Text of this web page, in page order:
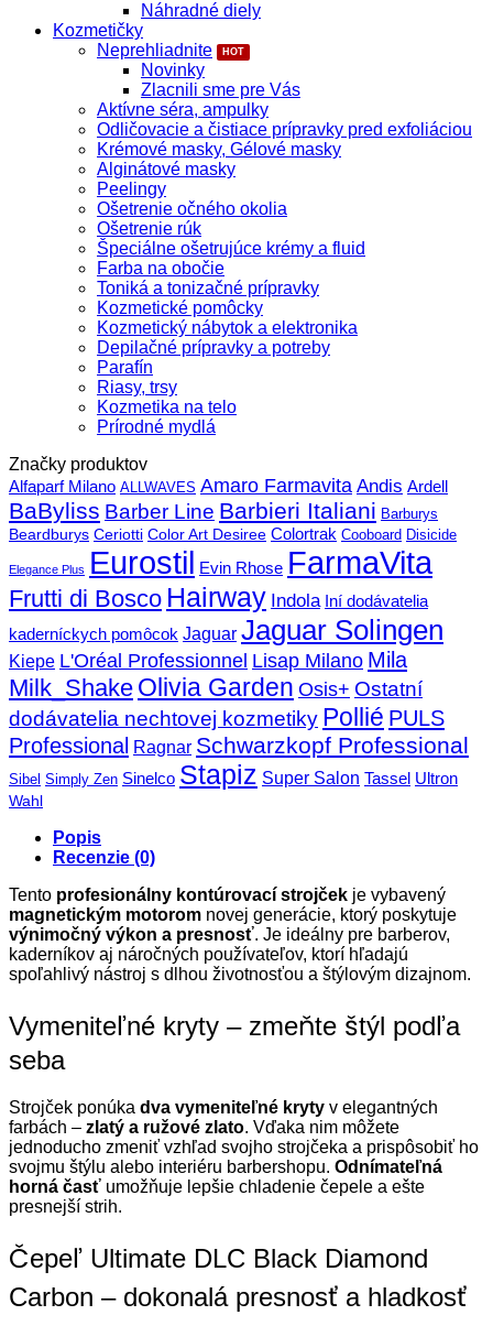
Náhradné diely
Kozmetičky
Neprehliadnite
Novinky
Zlacnili sme pre Vás
Aktívne séra, ampulky
Odličovacie a čistiace prípravky pred exfoliáciou
Krémové masky, Gélové masky
Alginátové masky
Peelingy
Ošetrenie očného okolia
Ošetrenie rúk
Špeciálne ošetrujúce krémy a fluid
Farba na obočie
Toniká a tonizačné prípravky
Kozmetické pomôcky
Kozmetický nábytok a elektronika
Depilačné prípravky a potreby
Parafín
Riasy, trsy
Kozmetika na telo
Prírodné mydlá
Značky produktov
Alfaparf Milano ALLWAVES Amaro Farmavita Andis Ardell
BaByliss Barber Line Barbieri Italiani Barburys
Beardburys Ceriotti Color Art Desiree Colortrak Cooboard Disicide
Elegance Plus Eurostil Evin Rhose FarmaVita
Frutti di Bosco Hairway Indola Iní dodávatelia
kaderníckych pomôcok Jaguar Jaguar Solingen
Kiepe L'Oréal Professionnel Lisap Milano Mila
Milk_Shake Olivia Garden Osis+ Ostatní
dodávatelia nechtovej kozmetiky Pollié PULS
Professional Ragnar Schwarzkopf Professional
Sibel Simply Zen Sinelco Stapiz Super Salon Tassel Ultron
Wahl
Popis
Recenzie (0)
Tento profesionálny kontúrovací strojček je vybavený
magnetickým motorom novej generácie, ktorý poskytuje
výnimočný výkon a presnosť. Je ideálny pre barberov,
kaderníkov aj náročných používateľov, ktorí hľadajú
spoľahlivý nástroj s dlhou životnosťou a štýlovým dizajnom.
Vymeniteľné kryty – zmeňte štýl podľa
seba
Strojček ponúka dva vymeniteľné kryty v elegantných
farbách – zlatý a ružové zlato. Vďaka nim môžete
jednoducho zmeniť vzhľad svojho strojčeka a prispôsobiť ho
svojmu štýlu alebo interiéru barbershopu. Odnímateľná
horná časť umožňuje lepšie chladenie čepele a ešte
presnejší strih.
Čepeľ Ultimate DLC Black Diamond
Carbon – dokonalá presnosť a hladkosť